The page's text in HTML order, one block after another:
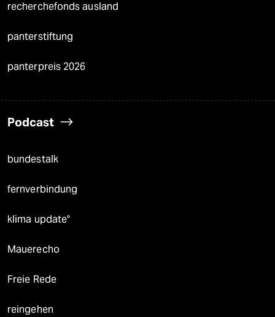
recherchefonds ausland
panterstiftung
panterpreis 2026
Podcast
bundestalk
fernverbindung
klima update°
Mauerecho
Freie Rede
reingehen